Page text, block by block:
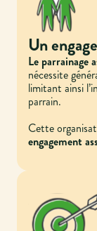
Un
Le parrainage
nécessite
limitant ainsi
parrain.
Cette
engagement